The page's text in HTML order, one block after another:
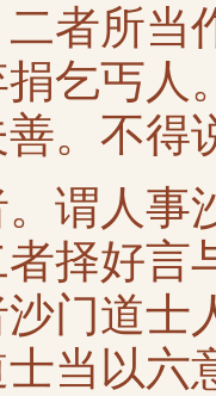
者所当
乞丐人
。不得
人事
择好言
门道士
当以六